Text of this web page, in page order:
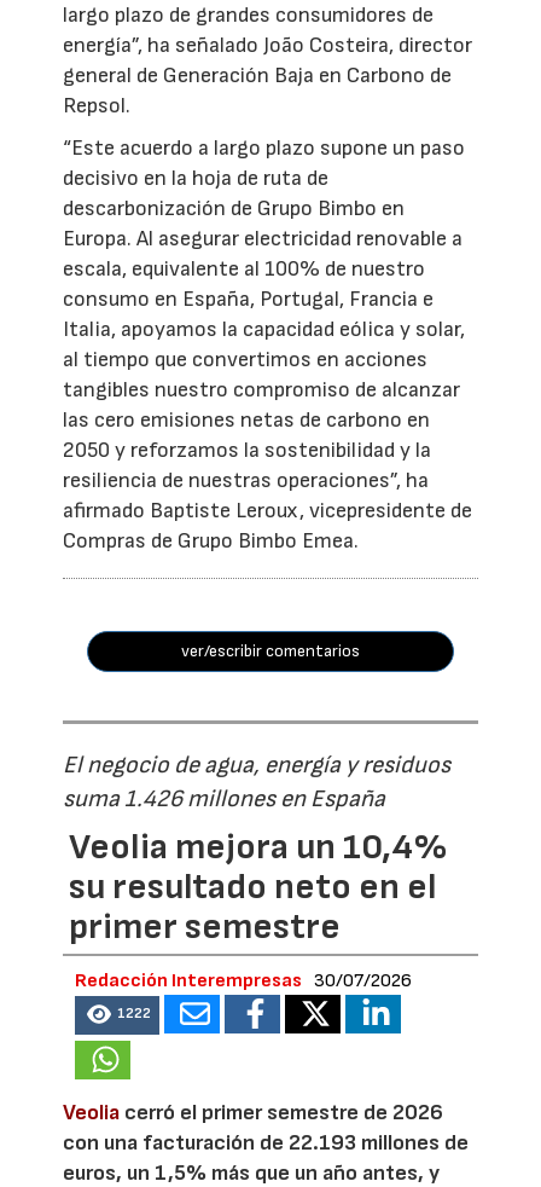
largo plazo de grandes consumidores de
energía”, ha señalado João Costeira, director
general de Generación Baja en Carbono de
Repsol.
“Este acuerdo a largo plazo supone un paso
decisivo en la hoja de ruta de
descarbonización de Grupo Bimbo en
Europa. Al asegurar electricidad renovable a
escala, equivalente al 100% de nuestro
consumo en España, Portugal, Francia e
Italia, apoyamos la capacidad eólica y solar,
al tiempo que convertimos en acciones
tangibles nuestro compromiso de alcanzar
las cero emisiones netas de carbono en
2050 y reforzamos la sostenibilidad y la
resiliencia de nuestras operaciones”, ha
afirmado Baptiste Leroux, vicepresidente de
Compras de Grupo Bimbo Emea.
ver/escribir comentarios
El negocio de agua, energía y residuos
suma 1.426 millones en España
Veolia mejora un 10,4%
su resultado neto en el
primer semestre
Redacción Interempresas 30/07/2026
1222
Veolia cerró el primer semestre de 2026
con una facturación de 22.193 millones de
euros, un 1,5% más que un año antes, y